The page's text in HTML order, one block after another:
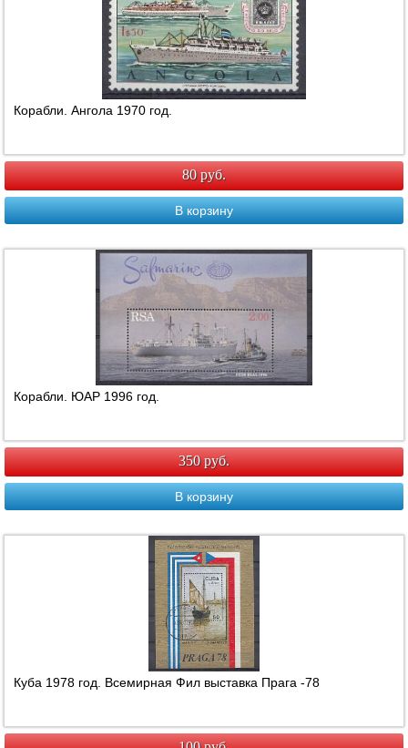
Корабли. Ангола 1970 год.
80 руб.
В корзину
Корабли. ЮАР 1996 год.
350 руб.
В корзину
Куба 1978 год. Всемирная Фил выставка Прага -78